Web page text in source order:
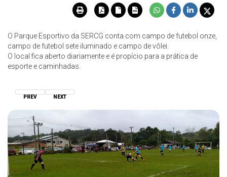
O Parque Esportivo da SERCG conta com campo de futebol onze,
campo de futebol sete iluminado e campo de vôlei.
O local fica aberto diariamente e é propício para a prática de
esporte e caminhadas.
PREV NEXT